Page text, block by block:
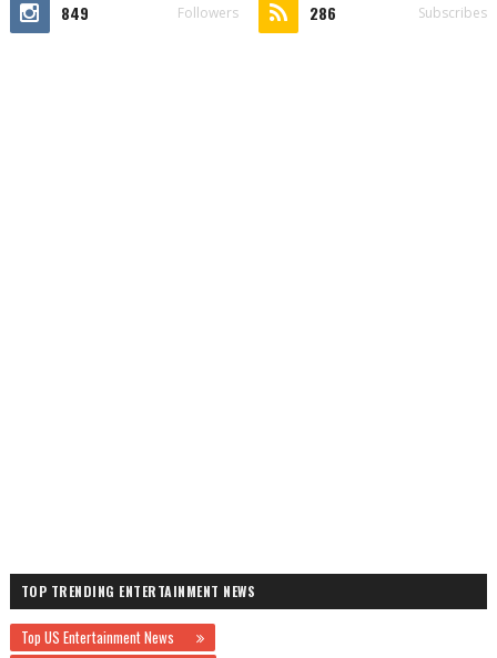
849 Followers 286 Subscribes
TOP TRENDING ENTERTAINMENT NEWS
Top US Entertainment News